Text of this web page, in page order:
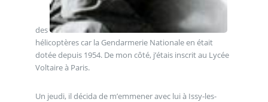
des
hélicoptères car la Gendarmerie Nationale en était
dotée depuis 1954. De mon côté, j’étais inscrit au Lycée
Voltaire à Paris.
Un jeudi, il décida de m’emmener avec lui à Issy-les-